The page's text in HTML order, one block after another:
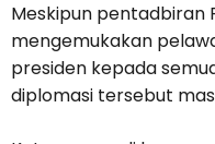
Meskipun pentadbiran
mengemukakan
presiden kepada
diplomasi tersebut